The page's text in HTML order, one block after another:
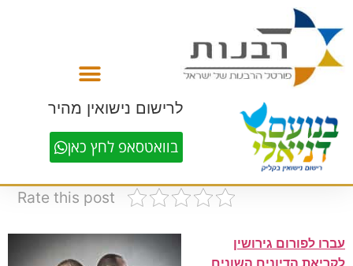
לרישום נישואין מהיר
בוואטסאפ לחץ כאן
Rate this post
עברו לפורום גירושין
לקריאת הדיונים השונים